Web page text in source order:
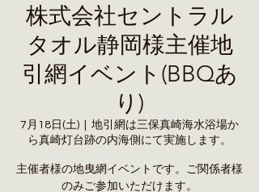
株式会社セントラル
タオル静岡様主催地
引網イベント(BBQあ
り)
7月18日(土)
地引網は三保真崎海水浴場か
ら真崎灯台跡の内海側にて実施します。
主催者様の地曳網イベントです。ご関係者様
のみご参加いただけます。